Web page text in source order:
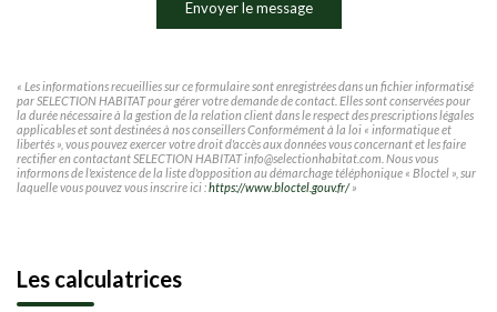
Envoyer le message
« Les informations recueillies sur ce formulaire sont enregistrées dans un fichier informatisé
par SELECTION HABITAT pour gérer votre demande de contact. Elles sont conservées pour
la durée nécessaire à la gestion de la relation client dans le respect des prescriptions légales
applicables et sont destinées à nos conseillers Conformément à la loi « informatique et
libertés », vous pouvez exercer votre droit d'accès aux données vous concernant et les faire
rectifier en contactant SELECTION HABITAT info@selectionhabitat.com. Nous vous
informons de l'existence de la liste d'opposition au démarchage téléphonique « Bloctel », sur
laquelle vous pouvez vous inscrire ici :https://www.bloctel.gouv.fr/»
Les calculatrices